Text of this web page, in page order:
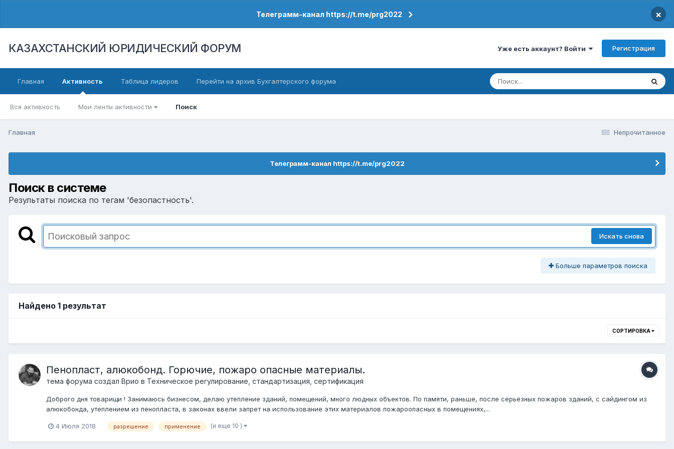
Телеграмм-канал https://t.me/prg2022 ×
КАЗАХСТАНСКИЙ ЮРИДИЧЕСКИЙ ФОРУМ Уже есть аккаунт? Войти Регистрация
Главная Активность
Вся активность Мои ленты активности Поиск
Таблица лидеров Перейти на архив Бухгалтерского форума
Непрочитанное
Главная
Телеграмм-канал https://t.me/prg2022
Поиск в системе
Результаты поиска по тегам 'безопастность'.
Искать снова
Больше параметров поиска
Найдено 1 результат
СОРТИРОВКА
Пенопласт, алюкобонд. Горючие, пожаро опасные материалы.
тема форума создал Врио в Техническое регулирование, стандартизация, сертификация
Доброго дня товарищи ! Занимаюсь бизнесом, делаю утепление зданий, помещений, много людных объектов. По памяти, раньше, после серьёзных пожаров зданий, с сайдингом из
алюкобонда, утеплением из пенопласта, в законах ввели запрет на использование этих материалов пожароопасных в помещениях,...
4 Июля 2018 разрешение применение (и еще 10 )